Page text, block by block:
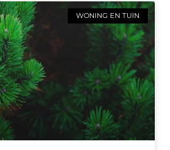
WONING EN TUIN